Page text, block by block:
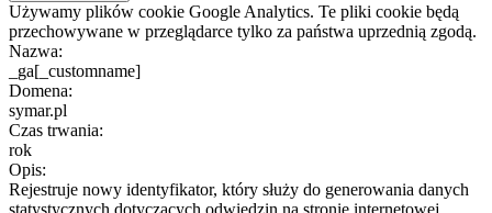
Używamy plików cookie Google Analytics. Te pliki cookie będą
przechowywane w przeglądarce tylko za państwa uprzednią zgodą.
Nazwa:
_ga[_customname]
Domena:
symar.pl
Czas trwania:
rok
Opis:
Rejestruje nowy identyfikator, który służy do generowania danych
statystycznych dotyczących odwiedzin na stronie internetowej